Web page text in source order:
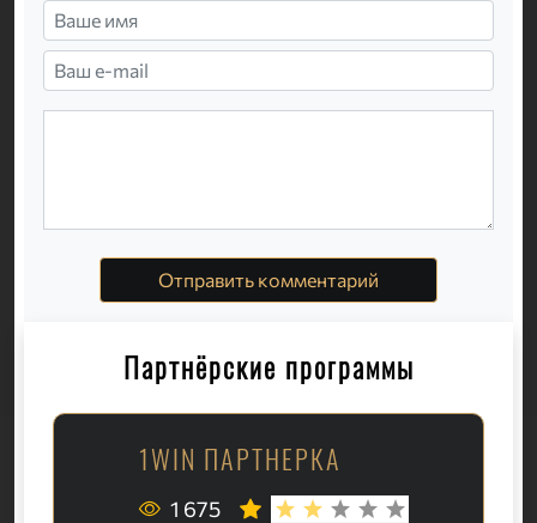
Отправить комментарий
Партнёрские программы
1WIN ПАРТНЕРКА
1 675